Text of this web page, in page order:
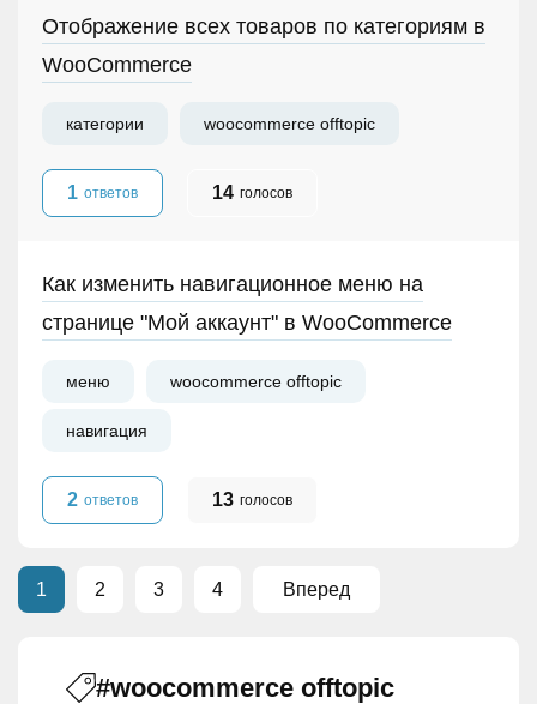
Отображение всех товаров по категориям в
WooCommerce
категории woocommerce offtopic
1 ответов 14 голосов
Как изменить навигационное меню на
странице "Мой аккаунт" в WooCommerce
меню woocommerce offtopic
навигация
2 ответов 13 голосов
1 2 3 4 Вперед
#woocommerce offtopic